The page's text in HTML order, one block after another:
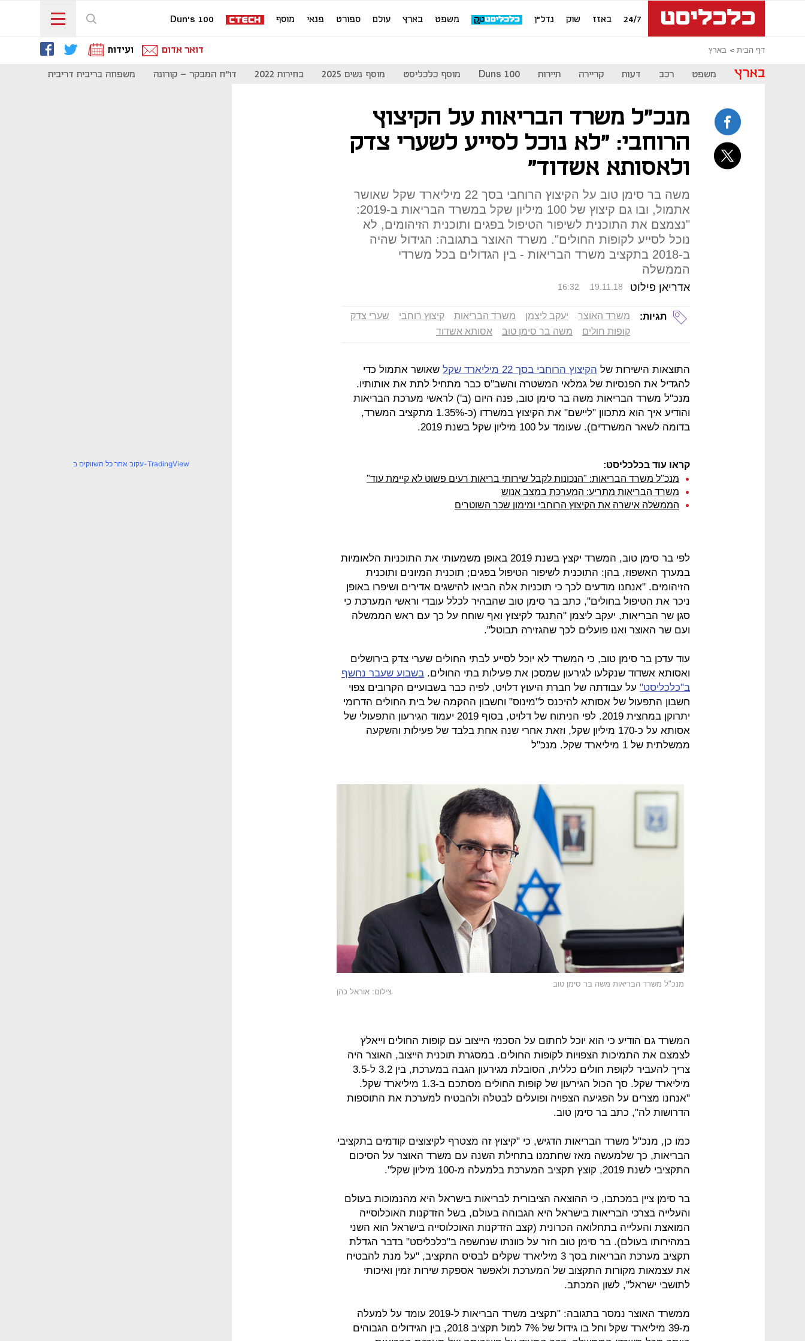
24/7 באזז שוק נדל"ן משפט בארץ עולם ספורט פנאי מוסף Dun's 100
דף הבית בארץ דואר אדום ועידות
בארץ משפט רכב דעות קריירה תיירות Duns 100 מוסף כלכליסט מוסף נשים 2025 בחירות 2022 דו"ח המבקר - קורונה משפחה בריבית דריבית
מנכ"ל משרד הבריאות על הקיצוץ
הרוחבי: "לא נוכל לסייע לשערי צדק
ולאסותא אשדוד"
משה בר סימן טוב על הקיצוץ הרוחבי בסך 22 מיליארד שקל שאושר
אתמול, ובו גם קיצוץ של 100 מיליון שקל במשרד הבריאות ב-2019:
"נצמצם את התוכנית לשיפור הטיפול בפגים ותוכנית הזיהומים, לא
נוכל לסייע לקופות החולים". משרד האוצר בתגובה: הגידול שהיה
ב-2018 בתקציב משרד הבריאות - בין הגדולים בכל משרדי
הממשלה
אדריאן פילוט 16:32 19.11.18
תגיות: משרד האוצר יעקב ליצמן משרד הבריאות קיצוץ רוחבי
שערי צדק
קופות חולים
משה בר סימן טוב אסותא אשדוד
התוצאות הישירות של הקיצוץ הרוחבי בסך 22 מיליארד שקל
שאושר אתמול כדי
להגדיל את הפנסיות של גמלאי המשטרה והשב"ס כבר מתחיל לתת את אותותיו.
מנכ''ל משרד הבריאות משה בר סימן טוב, פנה היום (ב') לראשי מערכת הבריאות
והודיע איך הוא מתכוון "ליישם" את הקיצוץ במשרדו (כ-1.35% מתקציב המשרד,
בדומה לשאר המשרדים). שעומד על 100 מיליון שקל בשנת 2019.
קראו עוד בכלכליסט:
מנכ"ל משרד הבריאות: "הנכונות לקבל שירותי בריאות רעים פשוט לא קיימת עוד"
משרד הבריאות מתריע: המערכת במצב אנוש
הממשלה אישרה את הקיצוץ הרוחבי ומימון שכר השוטרים
לפי בר סימן טוב, המשרד יקצץ בשנת 2019 באופן משמעותי את התוכניות הלאומיות
במערך האשפוז, בהן: התוכנית לשיפור הטיפול בפגים; תוכנית המיונים ותוכנית
הזיהומים. "אנחנו מודעים לכך כי תוכניות אלה הביאו להישגים אדירים ושיפרו באופן
ניכר את הטיפול בחולים", כתב בר סימן טוב שהבהיר לכלל עובדי וראשי המערכת כי
סגן שר הבריאות, יעקב ליצמן "התנגד לקיצוץ ואף שוחח על כך עם ראש הממשלה
ועם שר האוצר ואנו פועלים לכך שהגזירה תבוטל".
עוד עדכן בר סימן טוב, כי המשרד לא יוכל לסייע לבתי החולים שערי צדק בירושלים
ואסותא אשדוד שנקלעו לגירעון שמסכן את פעילות בתי החולים. בשבוע שעבר נחשף
ב"כלכליסט" על עבודתה של חברת היעוץ דלויט, לפיה כבר בשבועיים הקרובים צפוי
חשבון התפעול של אסותא להיכנס ל"מינוס" וחשבון ההקמה של בית החולים הדרומי
יתרוקן במחצית 2019. לפי הניתוח של דלויט, בסוף 2019 יעמוד הגירעון התפעולי של
אסותא על כ-170 מיליון שקל, וזאת אחרי שנה אחת בלבד של פעילות והשקעה
ממשלתית של 1 מיליארד שקל. מנכ"ל
מנכ"ל משרד הבריאות משה בר סימן טוב
צילום: אוראל כהן
המשרד גם הודיע כי הוא יוכל לחתום על הסכמי הייצוב עם קופות החולים וייאלץ
לצמצם את התמיכות הצפויות לקופות החולים. במסגרת תוכנית הייצוב, האוצר היה
צריך להעביר לקופת חולים כללית, הסובלת מגירעון הגבה במערכת, בין 3.2 ל-3.5
מיליארד שקל. סך הכול הגירעון של קופות החולים מסתכם ב-1.3 מיליארד שקל.
"אנחנו מצרים על הפגיעה הצפויה ופועלים לבטלה ולהבטיח למערכת את התוספות
הדרושות לה", כתב בר סימן טוב.
כמו כן, מנכ"ל משרד הבריאות הדגיש, כי "קיצוץ זה מצטרף לקיצוצים קודמים בתקציבי
הבריאות, כך שלמעשה מאז שחתמנו בתחילת השנה עם משרד האוצר על הסיכום
התקציבי לשנת 2019, קוצץ תקציב המערכת בלמעלה מ-100 מיליון שקל".
בר סימן ציין במכתבו, כי ההוצאה הציבורית לבריאות בישראל היא מהנמוכות בעולם
והעלייה בצרכי הבריאות בישראל היא הגבוהה בעולם, בשל הזדקנות האוכלוסייה
המואצת והעלייה בתחלואה הכרונית (קצב הזדקנות האוכלוסייה בישראל הוא השני
במהירותו בעולם). בר סימן טוב חזר על כוונתו שנחשפה ב"כלכליסט" בדבר הגדלת
תקציב מערכת הבריאות בסך 3 מיליארד שקלים לבסיס התקציב, "על מנת להבטיח
את עצמאות מקורות התקצוב של המערכת ולאפשר אספקת שירות זמין ואיכותי
לתושבי ישראל", לשון המכתב.
ממשרד האוצר נמסר בתגובה: "תקציב משרד הבריאות ל-2019 עומד על למעלה
מ-39 מיליארד שקל וחל בו גידול של 7% למול תקציב 2018, בין הגידולים הגבוהים
עקוב אחר כל השווקים ב-TradingView